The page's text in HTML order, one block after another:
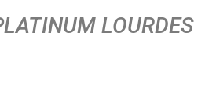
LOURDES